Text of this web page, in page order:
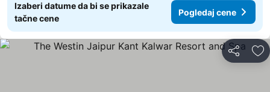
Izaberi datume da bi se prikazale
tačne cene
Pogledaj cene
Deli